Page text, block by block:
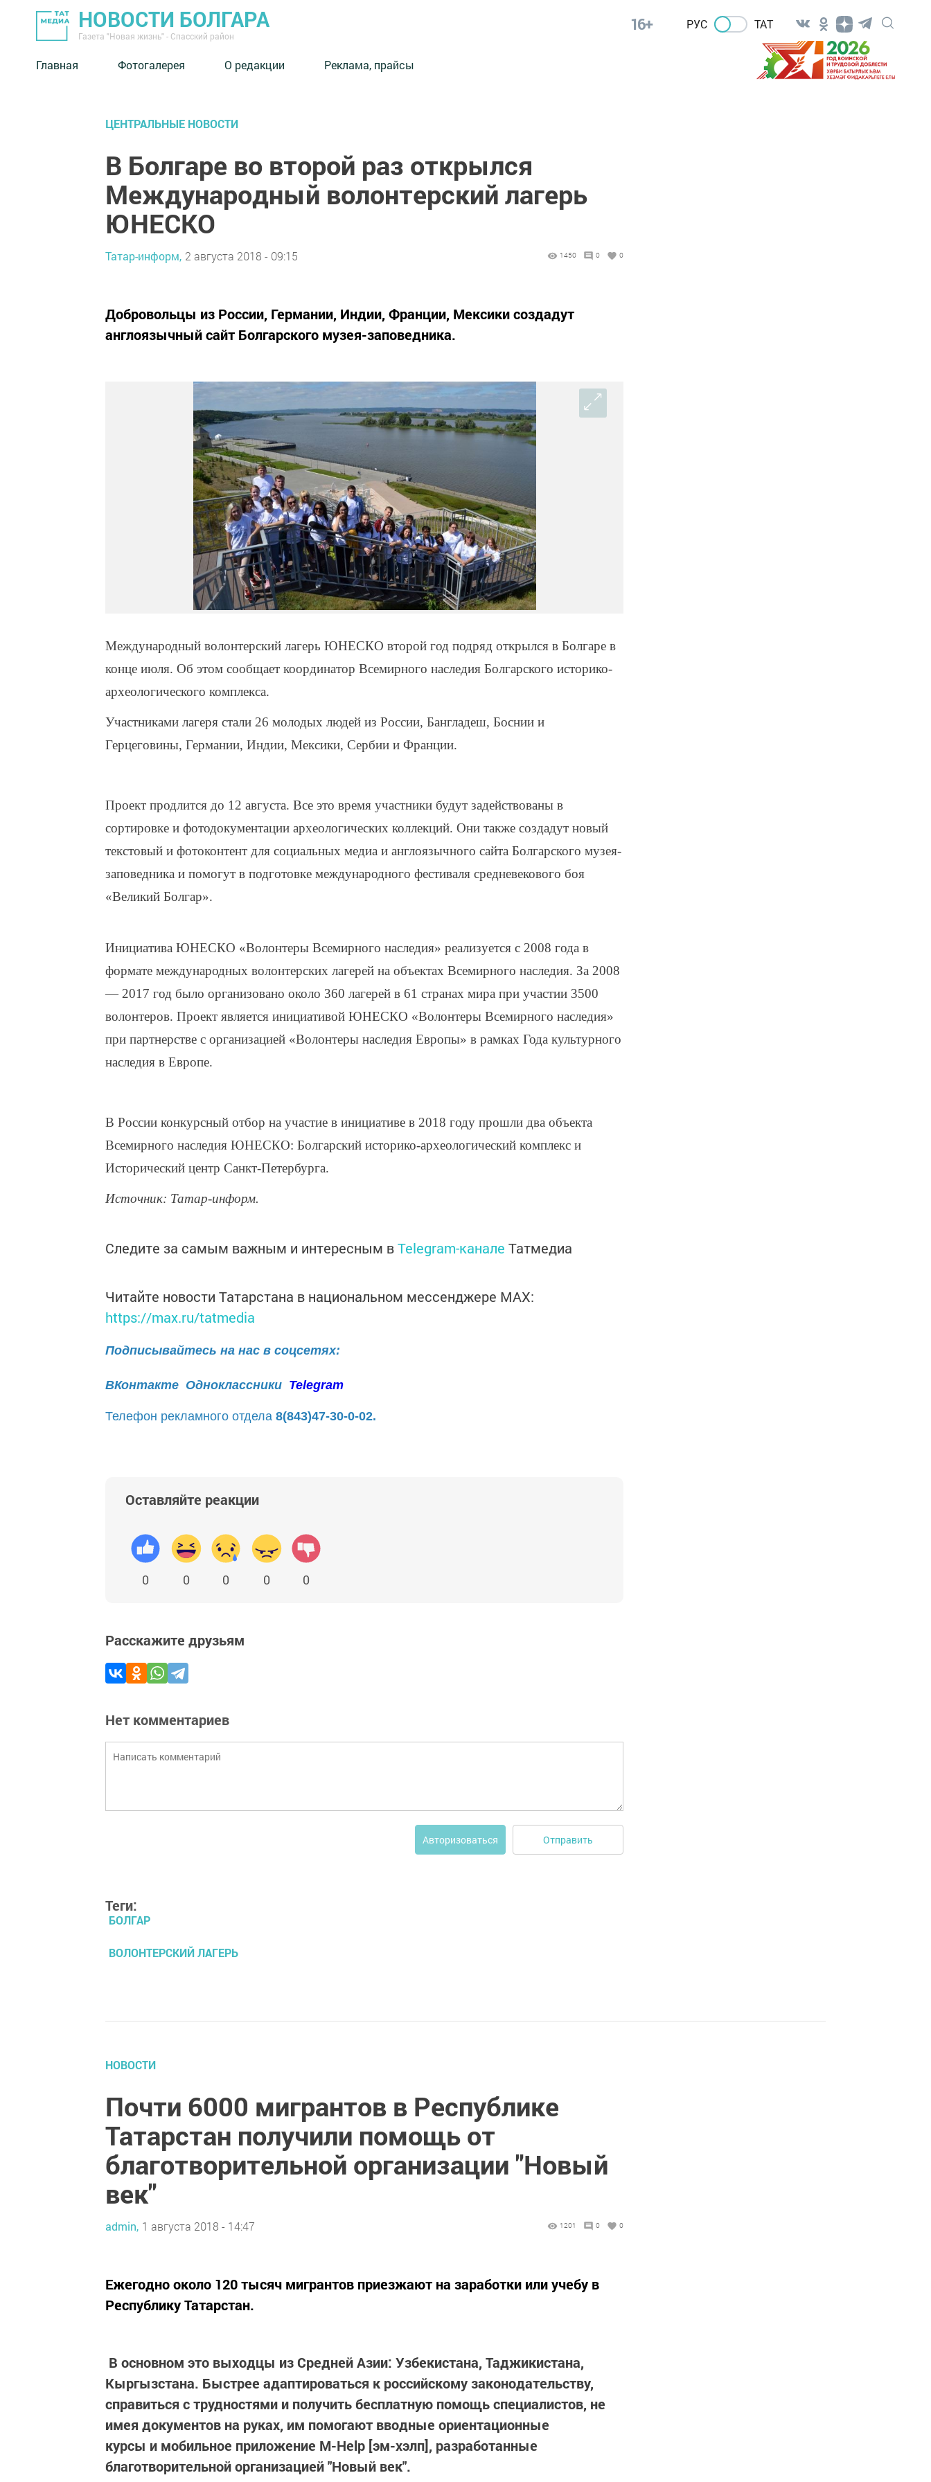
НОВОСТИ БОЛГАРА
Газета "Новая жизнь" - Спасский район
16+ РУС ТАТ
Главная Фотогалерея О редакции Реклама, прайсы
ЦЕНТРАЛЬНЫЕ НОВОСТИ
В Болгаре во второй раз открылся
Международный волонтерский лагерь
ЮНЕСКО
Татар-информ, 2 августа 2018 - 09:15 1450 0 0
Добровольцы из России, Германии, Индии, Франции, Мексики создадут
англоязычный сайт Болгарского музея-заповедника.
Международный волонтерский лагерь ЮНЕСКО второй год подряд открылся в Болгаре в
конце июля. Об этом сообщает координатор Всемирного наследия Болгарского историко-
археологического комплекса.
Участниками лагеря стали 26 молодых людей из России, Бангладеш, Боснии и
Герцеговины, Германии, Индии, Мексики, Сербии и Франции.
Проект продлится до 12 августа. Все это время участники будут задействованы в
сортировке и фотодокументации археологических коллекций. Они также создадут новый
текстовый и фотоконтент для социальных медиа и англоязычного сайта Болгарского музея-
заповедника и помогут в подготовке международного фестиваля средневекового боя
«Великий Болгар».
Инициатива ЮНЕСКО «Волонтеры Всемирного наследия» реализуется с 2008 года в
формате международных волонтерских лагерей на объектах Всемирного наследия. За 2008
— 2017 год было организовано около 360 лагерей в 61 странах мира при участии 3500
волонтеров. Проект является инициативой ЮНЕСКО «Волонтеры Всемирного наследия»
при партнерстве с организацией «Волонтеры наследия Европы» в рамках Года культурного
наследия в Европе.
В России конкурсный отбор на участие в инициативе в 2018 году прошли два объекта
Всемирного наследия ЮНЕСКО: Болгарский историко-археологический комплекс и
Исторический центр Санкт-Петербурга.
Источник: Татар-информ.
Следите за самым важным и интересным вTelegram-канале Татмедиа
Читайте новости Татарстана в национальном мессенджере MАХ:
https://max.ru/tatmedia
Подписывайтесь на нас в соцсетях:
ВКонтакте Одноклассники Telegram
Телефон рекламного отдела 8(843)47-30-0-02.
Оставляйте реакции
0 0 0 0 0
Расскажите друзьям
Нет комментариев
Авторизоваться Отправить
Теги:
БОЛГАР
ВОЛОНТЕРСКИЙ ЛАГЕРЬ
НОВОСТИ
Почти 6000 мигрантов в Республике
Татарстан получили помощь от
благотворительной организации "Новый
век"
admin, 1 августа 2018 - 14:47 1201 0 0
Ежегодно около 120 тысяч мигрантов приезжают на заработки или учебу в
Республику Татарстан.
В основном это выходцы из Средней Азии: Узбекистана, Таджикистана,
Кыргызстана. Быстрее адаптироваться к российскому законодательству,
справиться с трудностями и получить бесплатную помощь специалистов, не
имея документов на руках, им помогают вводные ориентационные
курсы и мобильное приложение M-Help [эм-хэлп], разработанные
благотворительной организацией "Новый век".